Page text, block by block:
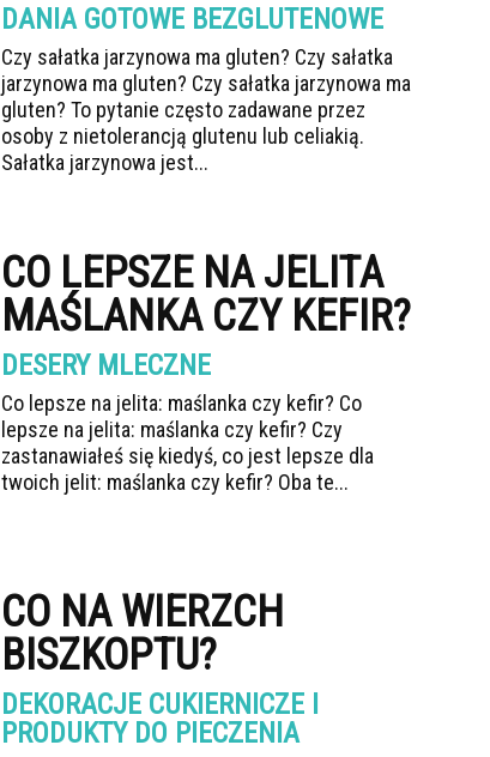
DANIA GOTOWE BEZGLUTENOWE
Czy sałatka jarzynowa ma gluten? Czy sałatka
jarzynowa ma gluten? Czy sałatka jarzynowa ma
gluten? To pytanie często zadawane przez
osoby z nietolerancją glutenu lub celiakią.
Sałatka jarzynowa jest...
CO LEPSZE NA JELITA
MAŚLANKA CZY KEFIR?
DESERY MLECZNE
Co lepsze na jelita: maślanka czy kefir? Co
lepsze na jelita: maślanka czy kefir? Czy
zastanawiałeś się kiedyś, co jest lepsze dla
twoich jelit: maślanka czy kefir? Oba te...
CO NA WIERZCH
BISZKOPTU?
DEKORACJE CUKIERNICZE I
PRODUKTY DO PIECZENIA